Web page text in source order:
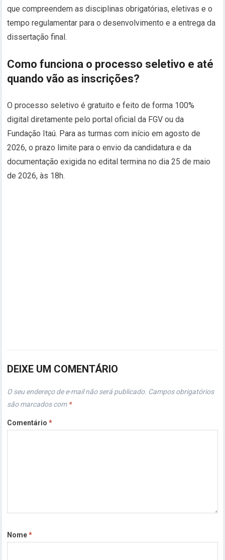
que compreendem as disciplinas obrigatórias, eletivas e o
tempo regulamentar para o desenvolvimento e a entrega da
dissertação final.
Como funciona o processo seletivo e até
quando vão as inscrições?
O processo seletivo é gratuito e feito de forma 100%
digital diretamente pelo portal oficial da FGV ou da
Fundação Itaú. Para as turmas com início em agosto de
2026, o prazo limite para o envio da candidatura e da
documentação exigida no edital termina no dia 25 de maio
de 2026, às 18h.
DEIXE UM COMENTÁRIO
O seu endereço de e-mail não será publicado. Campos obrigatórios
são marcados com *
Comentário*
Nome*